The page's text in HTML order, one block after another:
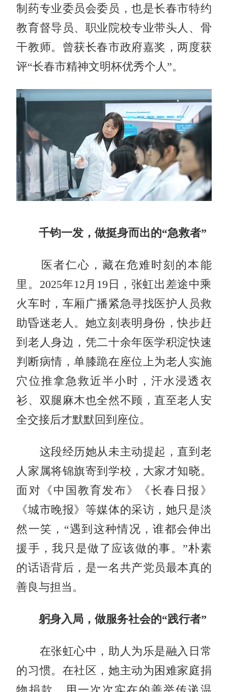
制药专业委员会委员，也是长春市特约
教育督导员、职业院校专业带头人、骨
干教师。曾获长春市政府嘉奖，两度获
评“长春市精神文明杯优秀个人”。
千钧一发，做挺身而出的“急救者”
医者仁心，藏在危难时刻的本能
里。2025年12月19日，张虹出差途中乘
火车时，车厢广播紧急寻找医护人员救
助昏迷老人。她立刻表明身份，快步赶
到老人身边，凭二十余年医学积淀快速
判断病情，单膝跪在座位上为老人实施
穴位推拿急救近半小时，汗水浸透衣
衫、双腿麻木也全然不顾，直至老人安
全交接后才默默回到座位。
这段经历她从未主动提起，直到老
人家属将锦旗寄到学校，大家才知晓。
面对《中国教育发布》《长春日报》
《城市晚报》等媒体的采访，她只是淡
然一笑，“遇到这种情况，谁都会伸出
援手，我只是做了应该做的事。”朴素
的话语背后，是一名共产党员最本真的
善良与担当。
躬身入局，做服务社会的“践行者”
在张虹心中，助人为乐是融入日常
的习惯。在社区，她主动为困难家庭捐